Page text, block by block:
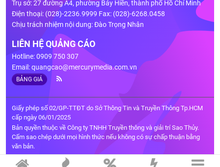
Trụ sở: 27 đường A4, phường Bảy Hiền, thành phố Hồ Chí Minh
Điện thoại: (028)-2236.9999 Fax: (028)-6268.0458
Chịu trách nhiệm nội dung: Đào Trọng Nhân
LIÊN HỆ QUẢNG CÁO
Hotline: 0909 750 307
Email:quangcao@mercurymedia.com.vn
BẢNG GIÁ
Giấy phép số 02/GP-TTĐT do Sở Thông Tin và Truyền Thông Tp.HCM
cấp ngày 06/01/2025
Bản quyền thuộc về Công ty TNHH Truyền thông và giải trí Sao Thủy.
Cấm sao chép dưới mọi hình thức nếu không có sự chấp thuận bằng
văn bản.